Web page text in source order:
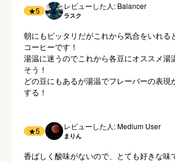
★5 レビューした人: Balancer
ラスク
朝にもピッタリだがこれから気合をいれる
コーヒーです！
湯温に迷うのでこれから各豆にオススメ湯
そう！
どの豆にもあるが湯温でフレーバーの表現
する！
★5 レビューした人: Medium User
まりん
香ばしく酸味がないので、とても好きな味